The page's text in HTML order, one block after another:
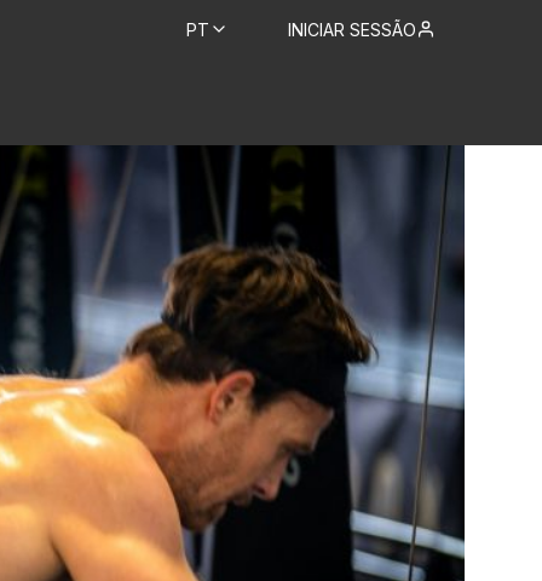
PT INICIAR SESSÃO